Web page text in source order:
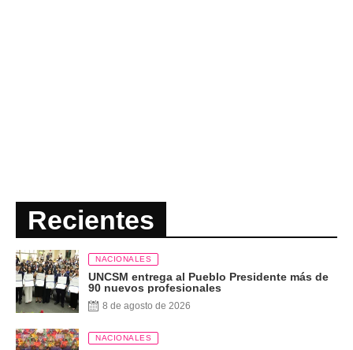
Recientes
NACIONALES
UNCSM entrega al Pueblo Presidente más de
90 nuevos profesionales
8 de agosto de 2026
NACIONALES